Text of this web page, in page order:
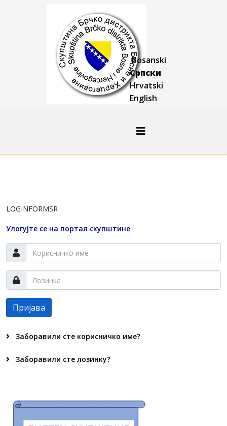
Bosanski
Српски
Hrvatski
English
LOGINFORMSR
Улогујте се на портал скупштине
Пријава
Заборавили сте корисничко име?
Заборавили сте лозинку?